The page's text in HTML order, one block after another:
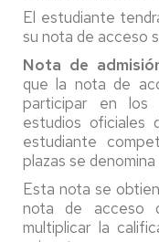
El estudiante
su nota de acceso
Nota de
que la nota de
participar en los
estudios
estudiante
plazas se
Esta nota se
nota de acceso
multiplicar la